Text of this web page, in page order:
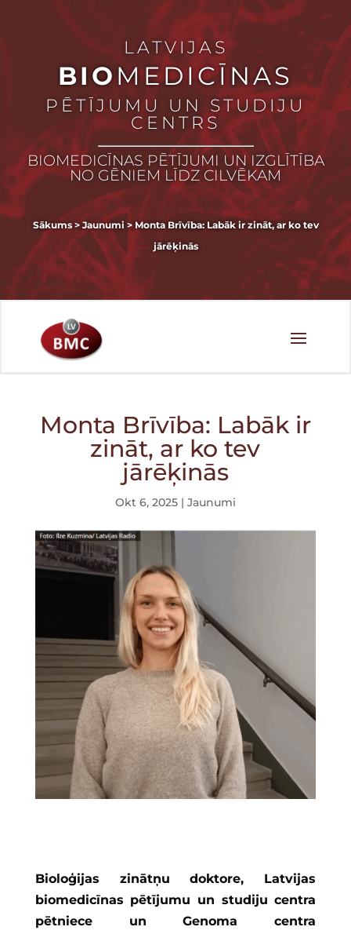
LATVIJAS
BIOMEDICĪNAS
PĒTĪJUMU UN STUDIJU
CENTRS
BIOMEDICĪNAS PĒTĪJUMI UN IZGLĪTĪBA
NO GĒNIEM LĪDZ CILVĒKAM
Sākums>Jaunumi > Monta Brīvība: Labāk ir zināt, ar ko tev
jārēķinās
Monta Brīvība: Labāk ir
zināt, ar ko tev
jārēķinās
Okt 6, 2025| Jaunumi
Bioloģijas zinātņu doktore, Latvijas
biomedicīnas pētījumu un studiju centra
pētniece un Genoma centra